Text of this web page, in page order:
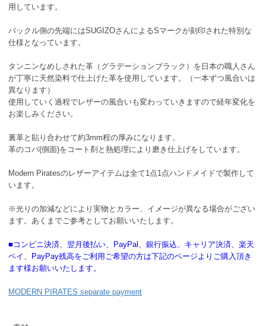
用しています。
バックル側の先端にはSUGIZOさんによるSマークが刻印された特別な
仕様となっています。
タンニンなめしされた革（グラデーションブラック）を日本の職人さん
が丁寧に天然染料で仕上げた革を使用しています。（一本ずつ風合いは
異なります）
使用していく過程でレザーの風合いも変わっていきますので経年変化を
お楽しみください。
裏革と貼り合わせて約3mm程の厚みになります。
革のコバ(側面)をコート剤と熱処理により磨き仕上げをしています。
Modern Piratesのレザーアイテムは全て1点1点ハンドメイドで製作して
います。
※光りの加減などにより実物とカラー、イメージが異なる場合がござい
ます。あくまでご参考としてお願いいたします。
■コンビニ決済、翌月後払い、PayPal、銀行振込、キャリア決済、楽天
ペイ、PayPay残高をご利用ご希望の方は下記のページよりご購入頂き
ます様お願いいたします。
MODERN PIRATES separate payment